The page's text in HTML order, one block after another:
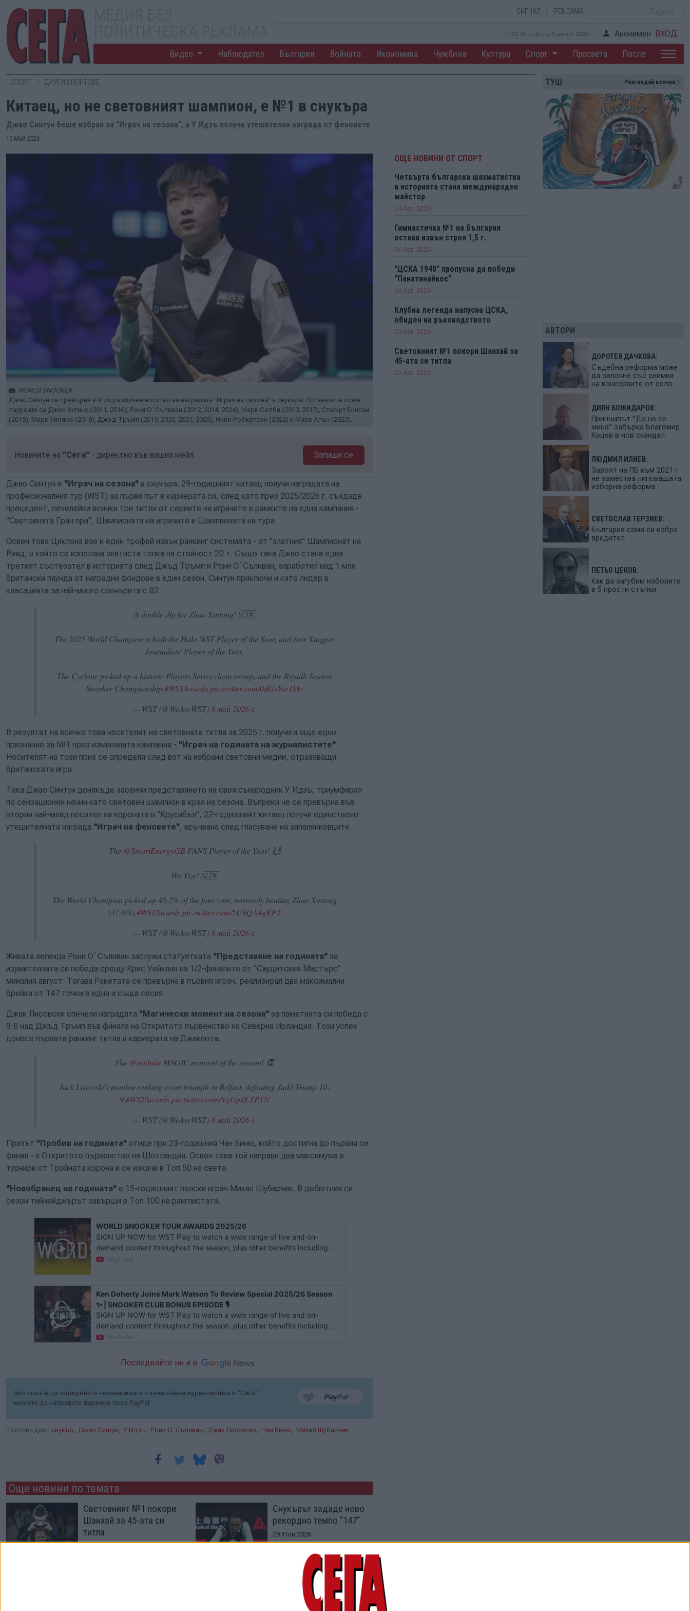
СИГНАЛ РЕКЛАМА
10:12:35, събота, 8 август 2026 г. Анонимен ВХОД
Видео Наблюдател България Войната Икономика Чужбина Култура Спорт Просвета После
СПОРТ ДРУГИ СПОРТОВЕ
Китаец, но не световният шампион, е №1 в снукъра
Джао Синтун беше избран за "Играч на сезона", а У Идзъ получи утешителна награда от феновете
10 Май 2026
WORLD SNOOKER
Джао Синтун се превърна в 9-ия различен носител на наградата "Играч на сезона" в снукъра. Останалите осем
лауреати са Джон Хигинс (2011, 2016), Рони О`Съливан (2012, 2014, 2024), Марк Селби (2013, 2017), Стюърт Бингам
(2015), Марк Уилямс (2018), Джъд Тръмп (2019, 2020, 2021, 2025), Нийл Робъртсън (2022) и Марк Алън (2023).
Новините на "Сега" - директно във вашия мейл. Запиши се
Джао Синтун е "Играч на сезона" в снукъра. 29-годишният китаец получи наградата на
професионалния тур (WST) за първи път в кариерата си, след като през 2025/2026 г. създаде
прецедент, печелейки всички три титли от сериите на играчите в рамките на една кампания -
"Световната Гран при", Шампионата на играчите и Шампионата на тура.
Освен това Циклона взе и един трофей извън ранкинг системата - от "златния" Шампионат на
Рияд, в който се използва златиста топка на стойност 20 т. Също така Джао стана едва
третият състезател в историята след Джъд Тръмп и Рони О`Съливан, заработил над 1 млн.
британски паунда от наградни фондове в един сезон. Синтун приключи и като лидер в
класацията за най-много сенчърита с 82.
A double dip for Zhao Xintong! 🇨🇳
The 2025 World Champion is both the Halo WST Player of the Year, and Star Xingpai
Journalists' Player of the Year.
The Cyclone picked up a historic Players Series clean sweep, and the Riyadh Season
Snooker Championship.#WSTAwards pic.twitter.com/0dGxYavDAv
— WST (@WeAreWST)8 май 2026 г.
В резултат на всичко това носителят на световната титла за 2025 г. получи и още едно
признание за №1 през изминалата кампания - "Играч на годината на журналистите".
Носителят на този приз се определя след вот на избрани световни медии, отразяващи
британската игра.
Така Джао Синтун донякъде засенчи представянето на своя сънародник У Идзъ, триумфирал
по сензационен начин като световен шампион в края на сезона. Въпреки че се превърна във
втория най-млад носител на короната в "Крусибъл", 22-годишният китаец получи единствено
утешителната награда "Играч на феновете", връчвана след гласуване на запалянковците.
The @SmartEnergyGB FANS Player of the Year! 🙌
Wu Yize! 🇨🇳
The World Champion picked up 40.2% of the fans vote, narrowly beating Zhao Xintong
(37.6%).#WSTAwards pic.twitter.com/5UhQA4gKP1
— WST (@WeAreWST)8 май 2026 г.
Живата легенда Рони О`Съливан заслужи статуетката "Представяне на годината" за
изумителната си победа срещу Крис Уейклин на 1/2-финалите от "Саудитския Мастърс"
миналия август. Тогава Ракетата се превърна в първия играч, реализирал два максимални
брейка от 147 точки в една и съща сесия.
Джак Лисовски спечели наградата "Магически момент на сезона" за паметната си победа с
9:8 над Джъд Тръмп във финала на Откритото първенство на Северна Ирландия. Този успех
донесе първата ранкинг титла в кариерата на Джакпота.
The @midniteMAGIC moment of the season! 👏
Jack Lisowski's maiden ranking event triumph in Belfast, defeating Judd Trump 10-
9.#WSTAwards pic.twitter.com/VgGpZLTPTN
— WST (@WeAreWST)8 май 2026 г.
Призът "Пробив на годината" отиде при 23-годишния Чан Биню, който достигна до първия си
финал - в Откритото първенство на Шотландия. Освен това той направи два максимума в
турнири от Тройната корона и се изкачи в Топ 50 на света.
"Новобранец на годината" е 15-годишният полски играч Михал Шубарчик. В дебютния си
сезон тийнейджърът завърши в Топ 100 на ранглистата.
WORLD SNOOKER TOUR AWARDS 2025/26
SIGN UP NOW for WST Play to watch a wide range of live and on-
demand content throughout the season, plus other benefits including
exclusive ticket priority f...
YouTube
Ken Doherty Joins Mark Watson To Review Special 2025/26 Season
✨ | SNOOKER CLUB BONUS EPISODE 🎙️
SIGN UP NOW for WST Play to watch a wide range of live and on-
demand content throughout the season, plus other benefits including
exclusive ticket priority f...
YouTube
Последвайте ни и в
Ако искате да подкрепите независимата и качествена журналистика в “Сега”,
можете да направите дарение през PayPal
Ключови думи: снукър , Джао Синтун , У Идзъ , Рони О`Съливан , Джак Лисовски , Чан Биню , Михал Шубарчик
Още новини по темата
Световният №1 покори
Шанхай за 45-ата си
титла
02 Авг. 2026
Снукърът зададе ново
рекордно темпо "147"
29 Юли 2026
Бивш финалист в
"Крусибъл" спечели
ОЩЕ НОВИНИ ОТ СПОРТ
Четвърта българска шахматистка
в историята стана международен
майстор
04 Авг. 2026
Гимнастичка №1 на България
остава извън строя 1,5 г.
06 Авг. 2026
"ЦСКА 1948" пропусна да победи
"Панатинайкос"
06 Авг. 2026
Клубна легенда напусна ЦСКА,
обиден на ръководството
03 Авг. 2026
Световният №1 покори Шанхай за
45-ата си титла
02 Авг. 2026
ТУШ Разгледай всички
АВТОРИ
ДОРОТЕЯ ДАЧКОВА:
Съдебна реформа може
да започне със снимки
на консервите от село
ДИЯН БОЖИДАРОВ:
Принципът "Да не се
мина" забърка Благомир
Коцев в нов скандал
ЛЮДМИЛ ИЛИЕВ:
Завоят на ПБ към 2021 г.
не замества липсващата
изборна реформа
СВЕТОСЛАВ ТЕРЗИЕВ:
България сама си избра
вредител
ПЕТЬО ЦЕКОВ:
Как да загубим изборите
в 5 прости стъпки